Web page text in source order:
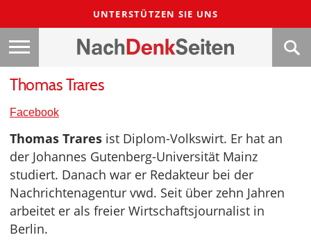
UNTERSTÜTZEN SIE UNS
Thomas Trares
Facebook
Thomas Trares ist Diplom-Volkswirt. Er hat an
der Johannes Gutenberg-Universität Mainz
studiert. Danach war er Redakteur bei der
Nachrichtenagentur vwd. Seit über zehn Jahren
arbeitet er als freier Wirtschaftsjournalist in
Berlin.